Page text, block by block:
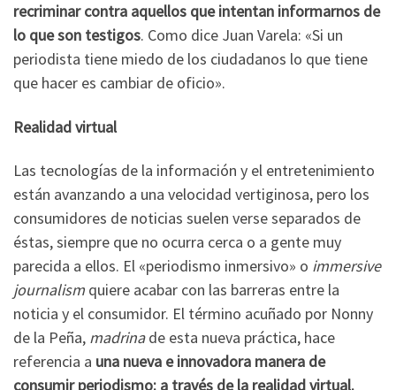
recriminar contra aquellos que intentan informarnos de
lo que son testigos. Como dice Juan Varela: «Si un
periodista tiene miedo de los ciudadanos lo que tiene
que hacer es cambiar de oficio».
Realidad virtual
Las tecnologías de la información y el entretenimiento
están avanzando a una velocidad vertiginosa, pero los
consumidores de noticias suelen verse separados de
éstas, siempre que no ocurra cerca o a gente muy
parecida a ellos. El «periodismo inmersivo» o immersive
journalism quiere acabar con las barreras entre la
noticia y el consumidor. El término acuñado por Nonny
de la Peña, madrinade esta nueva práctica, hace
referencia a una nueva e innovadora manera de
consumir periodismo: a través de la realidad virtual.